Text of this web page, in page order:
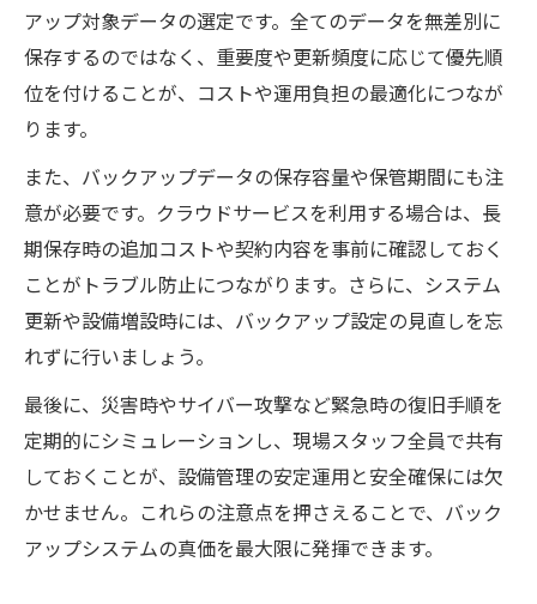
アップ対象データの選定です。全てのデータを無差別に
保存するのではなく、重要度や更新頻度に応じて優先順
位を付けることが、コストや運用負担の最適化につなが
ります。
また、バックアップデータの保存容量や保管期間にも注
意が必要です。クラウドサービスを利用する場合は、長
期保存時の追加コストや契約内容を事前に確認しておく
ことがトラブル防止につながります。さらに、システム
更新や設備増設時には、バックアップ設定の見直しを忘
れずに行いましょう。
最後に、災害時やサイバー攻撃など緊急時の復旧手順を
定期的にシミュレーションし、現場スタッフ全員で共有
しておくことが、設備管理の安定運用と安全確保には欠
かせません。これらの注意点を押さえることで、バック
アップシステムの真価を最大限に発揮できます。